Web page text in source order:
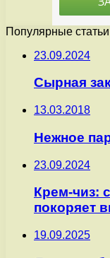
Популярные статьи
23.09.2024
Сырная
13.03.2018
Нежное
23.09.2024
Крем-чиз:
покоряет
19.09.2025